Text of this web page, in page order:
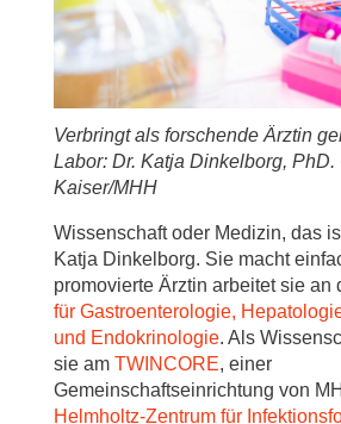
Verbringt als forschende Ärztin
Labor: Dr. Katja Dinkelborg,
Kaiser/MHH
Wissenschaft oder Medizin, das
Katja Dinkelborg. Sie macht
promovierte Ärztin arbeitet sie an
für Gastroenterologie,
und Endokrinologie. Als
sie am TWINCORE, einer
Gemeinschaftseinrichtung von
Helmholtz-Zentrum für